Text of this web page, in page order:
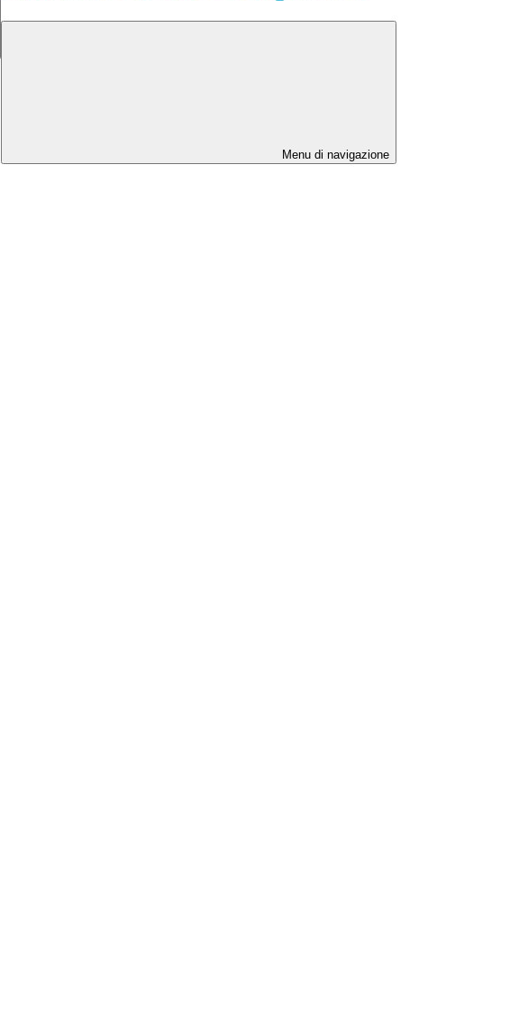
Menu di navigazione